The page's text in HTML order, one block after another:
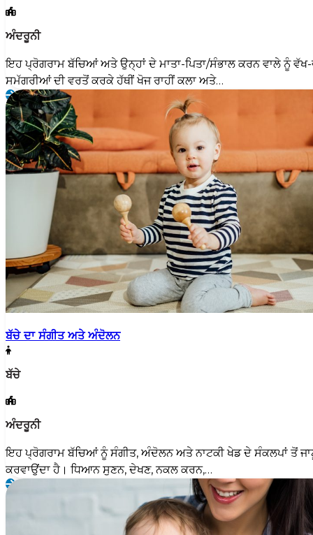
ਅੰਦਰੂਨੀ
ਇਹ ਪ੍ਰੋਗਰਾਮ ਬੱਚਿਆਂ ਅਤੇ ਉਨ੍ਹਾਂ ਦੇ ਮਾਤਾ-ਪਿਤਾ/ਸੰਭਾਲ ਕਰਨ ਵਾਲੇ ਨੂੰ
ਸਮੱਗਰੀਆਂ ਦੀ ਵਰਤੋਂ ਕਰਕੇ ਹੱਥੀਂ ਖੋਜ ਰਾਹੀਂ ਕਲਾ ਅਤੇ…
ਬੱਚੇ ਦਾ ਸੰਗੀਤ ਅਤੇ ਅੰਦੋਲਨ
ਬੱਚੇ
ਅੰਦਰੂਨੀ
ਇਹ ਪ੍ਰੋਗਰਾਮ ਬੱਚਿਆਂ ਨੂੰ ਸੰਗੀਤ, ਅੰਦੋਲਨ ਅਤੇ ਨਾਟਕੀ ਖੇਡ ਦੇ ਸੰਕਲਪਾਂ ਤੋਂ
ਕਰਵਾਉਂਦਾ ਹੈ। ਧਿਆਨ ਸੁਣਨ, ਦੇਖਣ, ਨਕਲ ਕਰਨ,…